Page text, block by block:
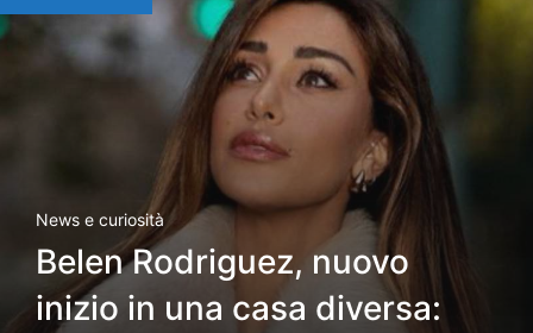
News e curiosità
Belen Rodriguez, nuovo
inizio in una casa diversa: